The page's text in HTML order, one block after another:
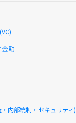
金融
内部統制・セキュリティ)